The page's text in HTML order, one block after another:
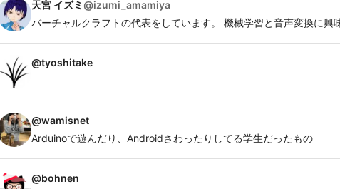
天宮 イズミ @izumi_amamiya
バーチャルクラフトの代表をしています。 機械学習と音声変換に興
@tyoshitake
@wamisnet
Arduinoで遊んだり、Androidさわったりしてる学生だったもの
@bohnen